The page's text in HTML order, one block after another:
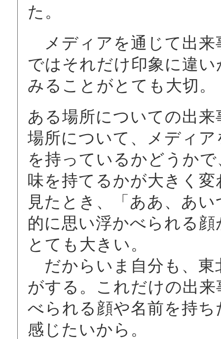
た。
メディアを通じて出来
ではそれだけ印象に違
みることがとても大切。
ある場所についての出
場所について、メディ
を持っているかどうか
味を持てるかが大きく
見たとき、「ああ、あ
的に思い浮かべられる
とても大きい。
だからいま自分も、東
がする。これだけの出
べられる顔や名前を持
感じたいから。